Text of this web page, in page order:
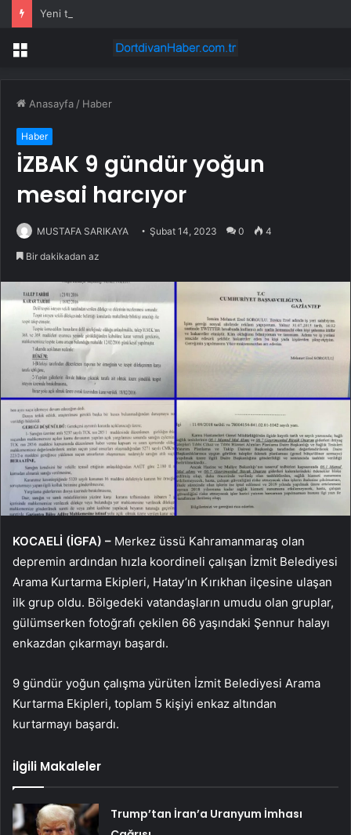
Menü
Anasayfa / Haber
Haber
İZBAK 9 gündür yoğun
mesai harcıyor
MUSTAFA SARIKAYA Şubat 14, 2023 0 4
Bir dakikadan az
KOCAELİ (İGFA) – Merkez üssü Kahramanmaraş olan
depremin ardından hızla koordineli çalışan İzmit Belediyesi
Arama Kurtarma Ekipleri, Hatay’ın Kırıkhan ilçesine ulaşan
ilk grup oldu. Bölgedeki vatandaşların umudu olan gruplar,
gülümserken fotoğrafı çekilen 66 yaşındaki Şennur halayı
enkazdan çıkarmayı başardı.
9 gündür yoğun çalışma yürüten İzmit Belediyesi Arama
Kurtarma Ekipleri, toplam 5 kişiyi enkaz altından
kurtarmayı başardı.
İlgili Makaleler
Trump’tan İran’a Uranyum İmhası